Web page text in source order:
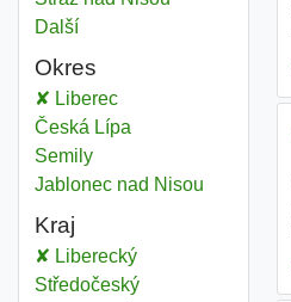
Dalšíměsta
Okres
Elektromechanika
LiberecOkres
Elektromechanika
Česká Lípa
Elektromechanika
SemilyOkres
Elektromechanika
Jablonec nad Nisou
Kraj
Elektromechanika
LibereckýKraj
Elektromechanika
StředočeskýKraj